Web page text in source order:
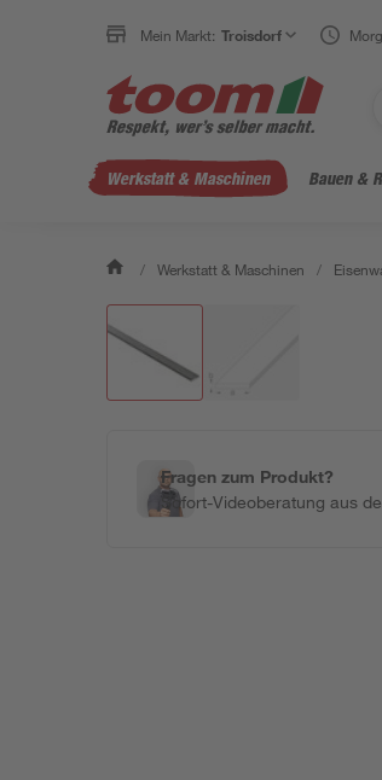
Mein Markt: Troisdorf
Werkstatt & Maschinen Bauen &
/ Werkstatt & Maschinen /
Fragen zum Produkt?
Sofort-Videoberatung aus